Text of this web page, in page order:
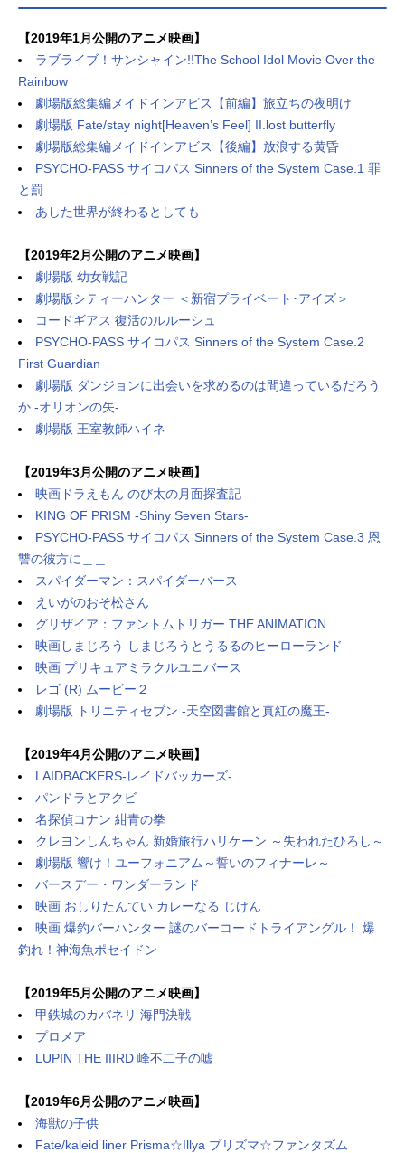
男性声優/女性声優一覧
【2019年1月公開のアニメ映画】
ラブライブ！サンシャイン!!The School Idol Movie Over the
Rainbow
劇場版総集編メイドインアビス【前編】旅立ちの夜明け
劇場版 Fate/stay night[Heaven’s Feel] II.lost butterfly
劇場版総集編メイドインアビス【後編】放浪する黄昏
PSYCHO-PASS サイコパス Sinners of the System Case.1 罪
と罰
あした世界が終わるとしても
【2019年2月公開のアニメ映画】
劇場版 幼女戦記
劇場版シティーハンター ＜新宿プライベート･アイズ＞
コードギアス 復活のルルーシュ
PSYCHO-PASS サイコパス Sinners of the System Case.2
First Guardian
劇場版 ダンジョンに出会いを求めるのは間違っているだろう
か -オリオンの矢-
劇場版 王室教師ハイネ
【2019年3月公開のアニメ映画】
映画ドラえもん のび太の月面探査記
KING OF PRISM -Shiny Seven Stars-
PSYCHO-PASS サイコパス Sinners of the System Case.3 恩
讐の彼方に＿＿
スパイダーマン：スパイダーバース
えいがのおそ松さん
グリザイア：ファントムトリガー THE ANIMATION
映画しまじろう しまじろうとうるるのヒーローランド
映画 プリキュアミラクルユニバース
レゴ (R) ムービー２
劇場版 トリニティセブン -天空図書館と真紅の魔王-
【2019年4月公開のアニメ映画】
LAIDBACKERS-レイドバッカーズ-
パンドラとアクビ
名探偵コナン 紺青の拳
クレヨンしんちゃん 新婚旅行ハリケーン ～失われたひろし～
劇場版 響け！ユーフォニアム～誓いのフィナーレ～
バースデー・ワンダーランド
映画 おしりたんてい カレーなる じけん
映画 爆釣バーハンター 謎のバーコードトライアングル！ 爆
釣れ！神海魚ポセイドン
【2019年5月公開のアニメ映画】
甲鉄城のカバネリ 海門決戦
プロメア
LUPIN THE IIIRD 峰不二子の嘘
【2019年6月公開のアニメ映画】
海獣の子供
Fate/kaleid liner Prisma☆Illya プリズマ☆ファンタズム